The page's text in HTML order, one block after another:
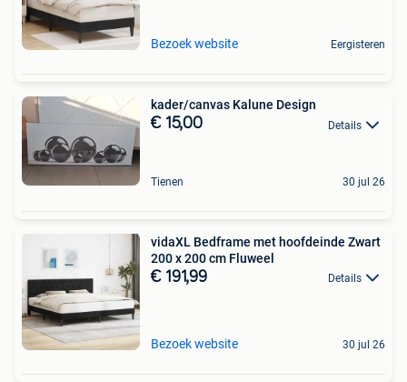
Bezoek website Eergisteren
kader/canvas Kalune Design
€ 15,00 Details
Tienen 30 jul 26
vidaXL Bedframe met hoofdeinde Zwart
200 x 200 cm Fluweel
€ 191,99 Details
Bezoek website 30 jul 26